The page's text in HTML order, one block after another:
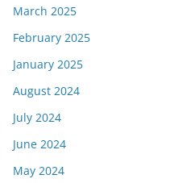
March 2025
February 2025
January 2025
August 2024
July 2024
June 2024
May 2024